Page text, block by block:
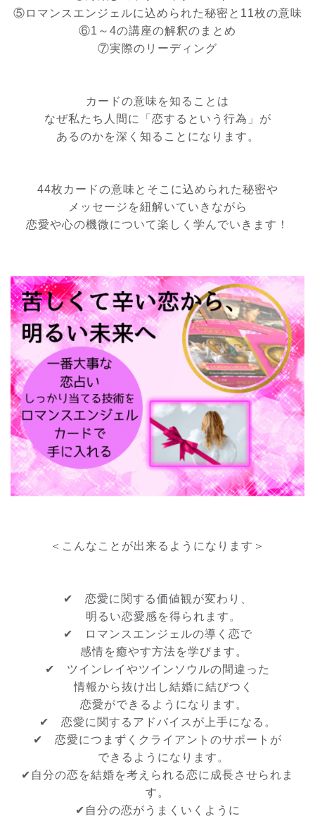
⑤ロマンスエンジェルに込められた秘密と11枚の意味
⑥1～4の講座の解釈のまとめ
⑦実際のリーディング
カードの意味を知ることは
なぜ私たち人間に「恋するという行為」が
あるのかを深く知ることになります。
44枚カードの意味とそこに込められた秘密や
メッセージを紐解いていきながら
恋愛や心の機微について楽しく学んでいきます！
＜こんなことが出来るようになります＞
✔ 恋愛に関する価値観が変わり、
明るい恋愛感を得られます。
✔ ロマンスエンジェルの導く恋で
感情を癒やす方法を学びます。
✔ ツインレイやツインソウルの間違った
情報から抜け出し結婚に結びつく
恋愛ができるようになります。
✔ 恋愛に関するアドバイスが上手になる。
✔ 恋愛につまずくクライアントのサポートが
できるようになります。
✔自分の恋を結婚を考えられる恋に成長させられま
す。
✔自分の恋がうまくいくように